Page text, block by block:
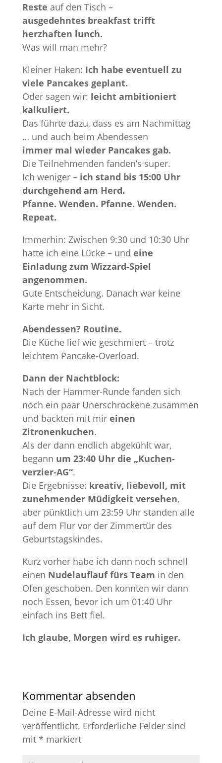
Reste auf den Tisch –
ausgedehntes breakfast trifft
herzhaften lunch.
Was will man mehr?
Kleiner Haken: Ich habe eventuell zu
viele Pancakes geplant.
Oder sagen wir: leicht ambitioniert
kalkuliert.
Das führte dazu, dass es am Nachmittag
… und auch beim Abendessen
immer mal wieder Pancakes gab.
Die Teilnehmenden fanden’s super.
Ich weniger – ich stand bis 15:00 Uhr
durchgehend am Herd.
Pfanne. Wenden. Pfanne. Wenden.
Repeat.
Immerhin: Zwischen 9:30 und 10:30 Uhr
hatte ich eine Lücke – und eine
Einladung zum Wizzard-Spiel
angenommen.
Gute Entscheidung. Danach war keine
Karte mehr in Sicht.
Abendessen? Routine.
Die Küche lief wie geschmiert – trotz
leichtem Pancake-Overload.
Dann der Nachtblock:
Nach der Hammer-Runde fanden sich
noch ein paar Unerschrockene zusammen
und backten mit mir einen
Zitronenkuchen.
Als der dann endlich abgekühlt war,
begann um 23:40 Uhr die „Kuchen-
verzier-AG“.
Die Ergebnisse: kreativ, liebevoll, mit
zunehmender Müdigkeit versehen,
aber pünktlich um 23:59 Uhr standen alle
auf dem Flur vor der Zimmertür des
Geburtstagskindes.
Kurz vorher habe ich dann noch schnell
einen Nudelauflauf fürs Team in den
Ofen geschoben. Den konnten wir dann
noch Essen, bevor ich um 01:40 Uhr
einfach ins Bett fiel.
Ich glaube, Morgen wird es ruhiger.
Kommentar absenden
Deine E-Mail-Adresse wird nicht
veröffentlicht. Erforderliche Felder sind
mit * markiert